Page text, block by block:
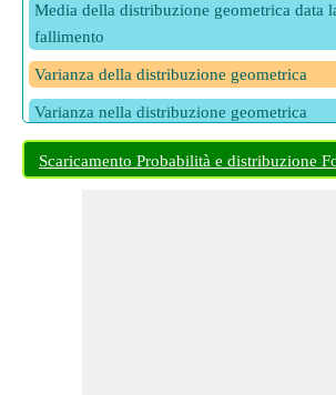
Media della distribuzione geometrica data
fallimento
Varianza della distribuzione geometrica
Varianza nella distribuzione geometrica
Scaricamento Probabilità e distribuzione